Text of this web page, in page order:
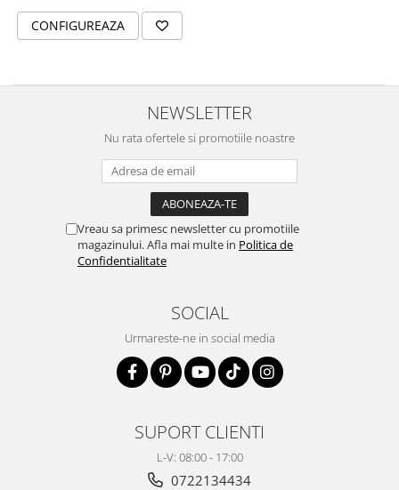
CONFIGUREAZA
NEWSLETTER
Nu rata ofertele si promotiile noastre
Vreau sa primesc newsletter cu promotiile
magazinului. Afla mai multe in Politica de
Confidentialitate
SOCIAL
Urmareste-ne in social media
SUPORT CLIENTI
L-V: 08:00 - 17:00
0722134434